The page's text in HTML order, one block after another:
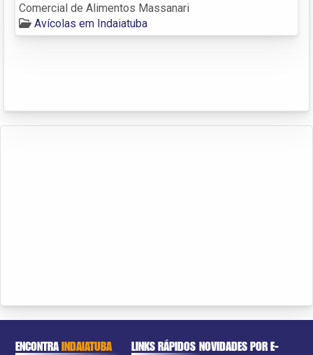
Comercial de Alimentos Massanari
Avícolas em Indaiatuba
ENCONTRAINDAIATUBA LINKS RÁPIDOS NOVIDADES POR E-